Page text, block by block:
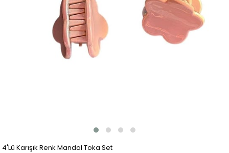
4'Lü Karışık Renk Mandal Toka Set